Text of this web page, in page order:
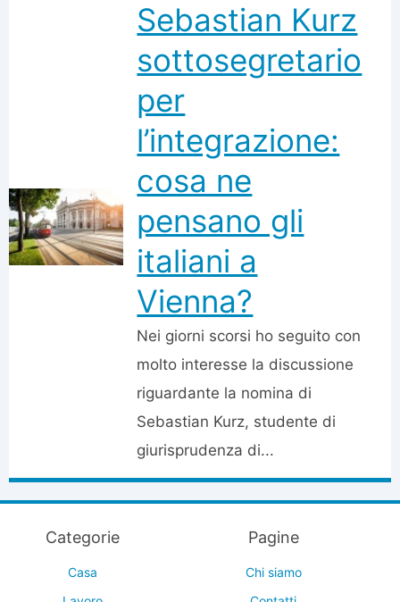
Sebastian Kurz
sottosegretario
per
l’integrazione:
cosa ne
pensano gli
italiani a
Vienna?
Nei giorni scorsi ho seguito con
molto interesse la discussione
riguardante la nomina di
Sebastian Kurz, studente di
giurisprudenza di...
Categorie
Casa
Pagine
Chi siamo